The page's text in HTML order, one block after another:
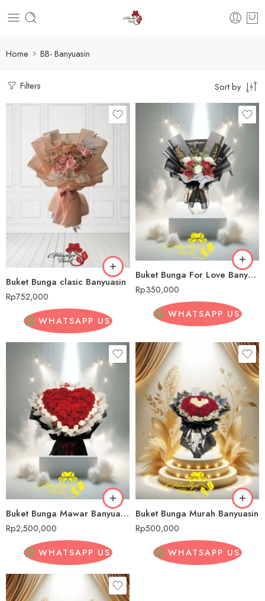
Home BB- Banyuasin
Filters Sort by
Buket Bunga clasic Banyuasin
Rp752,000
WHATSAPP US
Buket Bunga For Love Banyuasin
Rp350,000
WHATSAPP US
Buket Bunga Mawar Banyuasin
Rp2,500,000
WHATSAPP US
Buket Bunga Murah Banyuasin
Rp500,000
WHATSAPP US